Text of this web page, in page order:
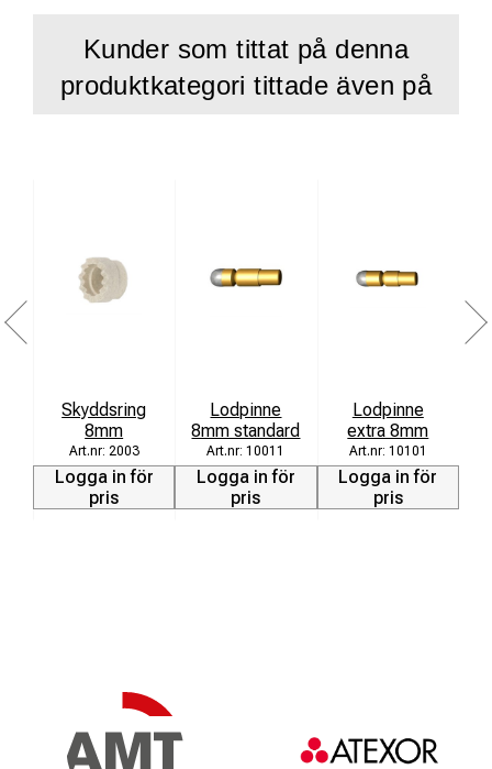
Kunder som tittat på denna
produktkategori tittade även på
Skyddsring
8mm
2003
Logga in för
pris
Lodpinne
8mm standard
10011
Logga in för
pris
Lodpinne
extra 8mm
10101
Logga in för
pris